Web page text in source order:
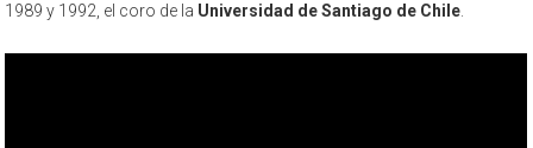
1989 y 1992, el coro de la Universidad de Santiago de Chile